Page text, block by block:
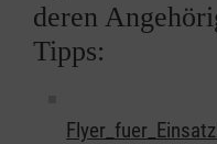
deren
Tipps: